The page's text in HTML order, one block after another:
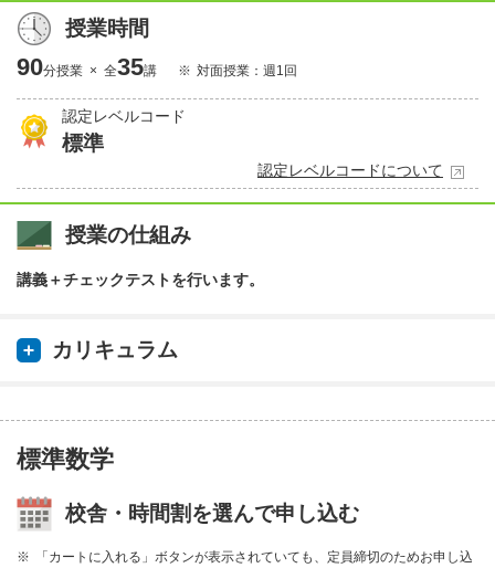
授業時間
90分授業 × 全35講 対面授業：週1回
認定レベルコード
標準
認定レベルコードについて
授業の仕組み
講義＋チェックテストを行います。
カリキュラム
標準数学
校舎・時間割を選んで申し込む
「カートに入れる」ボタンが表示されていても、定員締切のためお申し込